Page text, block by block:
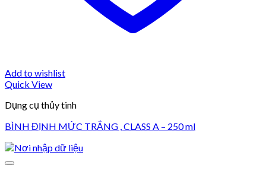
Add to wishlist
Quick View
Dụng cụ thủy tinh
BÌNH ĐỊNH MỨC TRẮNG , CLASS A – 250 ml